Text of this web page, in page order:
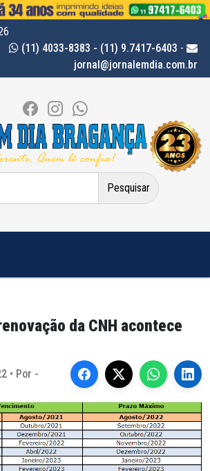
(11) 4033-8383 - (11) 9.7417-6403 -
jornal@jornalemdia.com.br
da CNH acontece
• Por -